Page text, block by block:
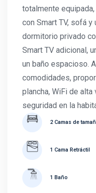
totalmente
con Smart TV, sofá y
dormitorio privado
Smart TV adicional,
un baño espacioso.
comodidades,
plancha, WiFi de alta
seguridad en la
2 Camas de
1 Cama Retráctil
1 Baño